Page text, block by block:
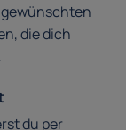
gewünschten
die dich
du per